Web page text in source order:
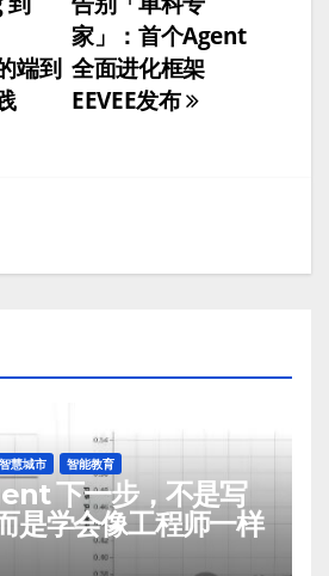
家」：首个Agent
全面进化框架
EEVEE发布
端到
智慧城市 智能教育
下一步，不是写
是学会像工程师一样